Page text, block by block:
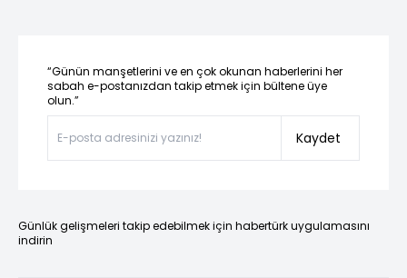
“Günün manşetlerini ve en çok okunan haberlerini her
sabah e-postanızdan takip etmek için bültene üye
olun.”
Kaydet
Günlük gelişmeleri takip edebilmek için habertürk uygulamasını
indirin